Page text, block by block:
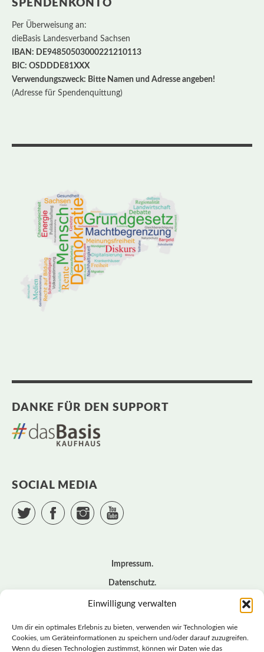
Einwilligung verwalten
Um dir ein optimales Erlebnis zu bieten, verwenden wir Technologien wie
Cookies, um Geräteinformationen zu speichern und/oder darauf zuzugreifen.
Wenn du diesen Technologien zustimmst, können wir Daten wie das
SPENDENKONTO
Per Überweisung an:
dieBasis Landesverband Sachsen
IBAN: DE94850503000221210113
BIC: OSDDDE81XXX
Verwendungszweck: Bitte Namen und Adresse angeben!
(Adresse für Spendenquittung)
DANKE FÜR DEN SUPPORT
SOCIAL MEDIA
Twitter Facebook Instagram
Impressum
Datenschutz
Cookie – Richtlinie (EU)